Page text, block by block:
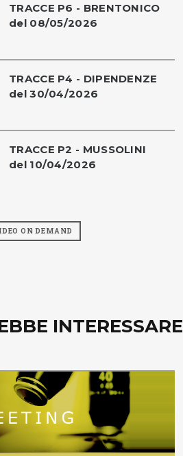
TRACCE P6 - BRENTONICO
del 08/05/2026
TRACCE P4 - DIPENDENZE
del 30/04/2026
TRACCE P2 - MUSSOLINI
del 10/04/2026
ON DEMAND
INTERESSARE